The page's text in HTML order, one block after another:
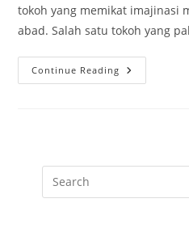
tokoh yang memikat imajinasi
abad. Salah satu tokoh yang
Continue Reading Mitos
Medusa: